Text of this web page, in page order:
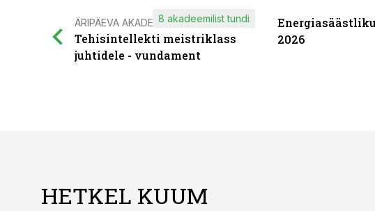
ÄRIPÄEVA AKADEEMIA
Tehisintellekti meistriklass
juhtidele - vundament
8 akadeemilist tundi
2026
HETKEL KUUM